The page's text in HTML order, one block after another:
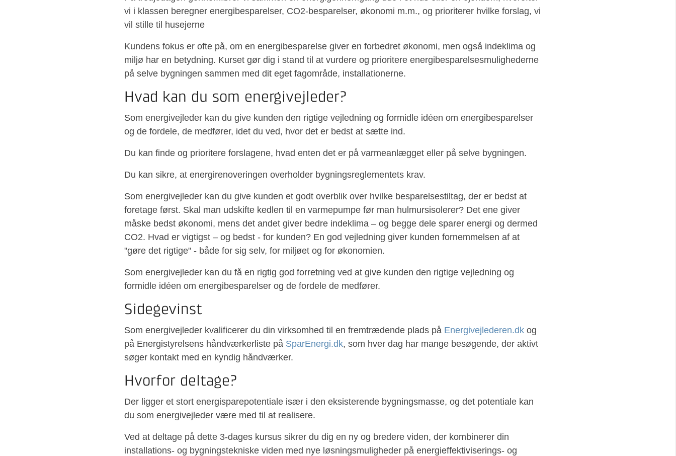
vi i klassen beregner energibesparelser, CO2-besparelser, økonomi m.m., og prioriterer hvilke forslag, vi
vil stille til husejerne
Kundens fokus er ofte på, om en energibesparelse giver en forbedret økonomi, men også indeklima og
miljø har en betydning. Kurset gør dig i stand til at vurdere og prioritere energibesparelsesmulighederne
på selve bygningen sammen med dit eget fagområde, installationerne.
Hvad kan du som energivejleder?
Som energivejleder kan du give kunden den rigtige vejledning og formidle idéen om energibesparelser
og de fordele, de medfører, idet du ved, hvor det er bedst at sætte ind.
Du kan finde og prioritere forslagene, hvad enten det er på varmeanlægget eller på selve bygningen.
Du kan sikre, at energirenoveringen overholder bygningsreglementets krav.
Som energivejleder kan du give kunden et godt overblik over hvilke besparelsestiltag, der er bedst at
foretage først. Skal man udskifte kedlen til en varmepumpe før man hulmursisolerer? Det ene giver
måske bedst økonomi, mens det andet giver bedre indeklima – og begge dele sparer energi og dermed
CO2. Hvad er vigtigst – og bedst - for kunden? En god vejledning giver kunden fornemmelsen af at
"gøre det rigtige" - både for sig selv, for miljøet og for økonomien.
Som energivejleder kan du få en rigtig god forretning ved at give kunden den rigtige vejledning og
formidle idéen om energibesparelser og de fordele de medfører.
Sidegevinst
Som energivejleder kvalificerer du din virksomhed til en fremtrædende plads på Energivejlederen.dk og
på Energistyrelsens håndværkerliste på SparEnergi.dk, som hver dag har mange besøgende, der aktivt
søger kontakt med en kyndig håndværker.
Hvorfor deltage?
Der ligger et stort energisparepotentiale især i den eksisterende bygningsmasse, og det potentiale kan
du som energivejleder være med til at realisere.
Ved at deltage på dette 3-dages kursus sikrer du dig en ny og bredere viden, der kombinerer din
installations- og bygningstekniske viden med nye løsningsmuligheder på energieffektiviserings- og